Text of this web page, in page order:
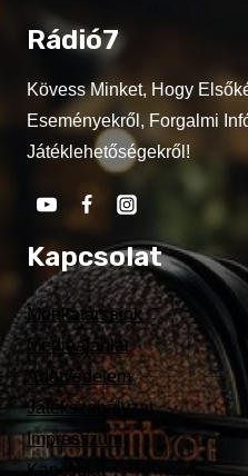
Rádió7
Kövess Minket, Hogy
Eseményekről, Forgalmi
Játéklehetőségekről!
Kapcsolat
Munkatársaink
Médiaajánlat
Adatvédelem
Játékszabályzat
Impresszum
Kapcsolat